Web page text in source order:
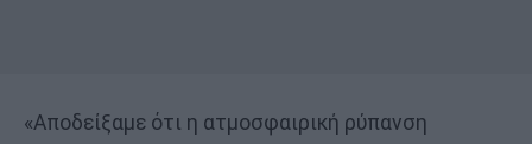
«Αποδείξαμε ότι η ατμοσφαιρική ρύπανση